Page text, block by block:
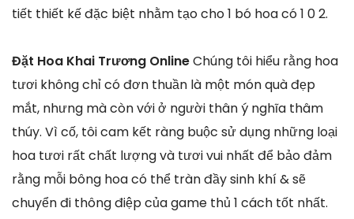
tiết thiết kế đặc biệt nhằm tạo cho 1 bó hoa có 1 0 2.
Đặt Hoa Khai Trương OnlineChúng tôi hiểu rằng hoa
tươi không chỉ có đơn thuần là một món quà đẹp
mắt, nhưng mà còn với ở người thân ý nghĩa thâm
thúy. Vì cố, tôi cam kết ràng buộc sử dụng những loại
hoa tươi rất chất lượng và tươi vui nhất để bảo đảm
rằng mỗi bông hoa có thể tràn đầy sinh khí & sẽ
chuyển đi thông điệp của game thủ 1 cách tốt nhất.